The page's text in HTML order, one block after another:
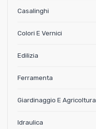
Casalinghi
Colori E Vernici
Edilizia
Ferramenta
Giardinaggio E Agricoltura
Idraulica